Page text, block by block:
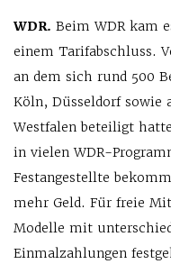
WDR. Beim WDR kam
einem Tarifabschluss.
an dem sich rund 500
Köln, Düsseldorf
Westfalen beteiligt
in vielen WDR-
Festangestellte
mehr Geld. Für freie
Modelle mit
Einmalzahlungen